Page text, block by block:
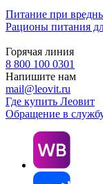
Питание при
Рационы питания
Горячая линия
8 800 100 0301
Напишите нам
mail@leovit.ru
Где купить Леовит
Обращение в